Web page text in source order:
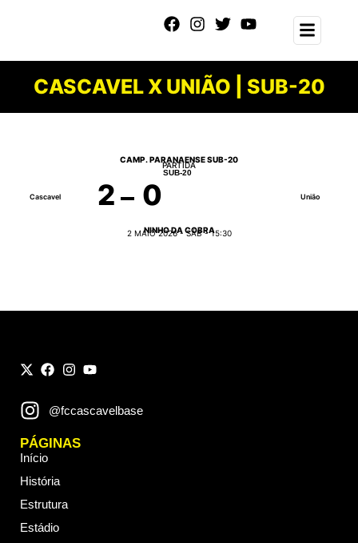
CASCAVEL X UNIÃO | SUB-20
PARTIDA
CAMP. PARANAENSE SUB-20
Cascavel 2
SUB-20
0 União
2 MAIO 2026 - SÁB - 15:30
NINHO DA COBRA
@fccascavelbase
PÁGINAS
Início
História
Estrutura
Estádio